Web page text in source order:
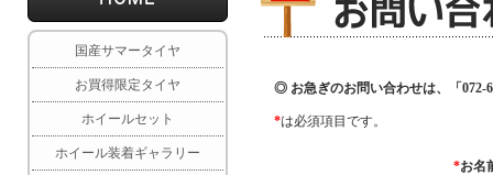
国産サマータイヤ
お買得限定タイヤ
ホイールセット
ホイール装着ギャラリー
◎ お急ぎのお問い合わせは、「072-
*は必須項目です。
*お名